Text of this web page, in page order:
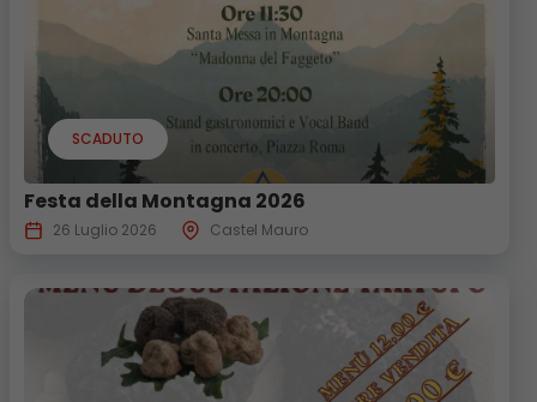
SCADUTO
Festa della Montagna 2026
26 Luglio 2026 Castel Mauro